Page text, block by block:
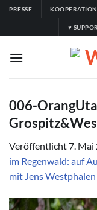
Zum
springen
PRESSE
♥
006-
Veröffentlicht7. Mai
im Regenwald: auf
mit Jens